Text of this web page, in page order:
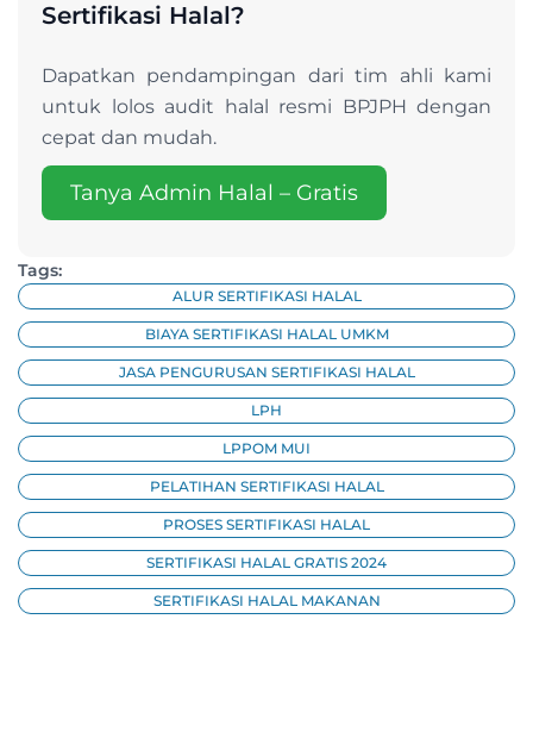
Sertifikasi Halal?
Dapatkan pendampingan dari tim ahli kami
untuk lolos audit halal resmi BPJPH dengan
cepat dan mudah.
Tanya Admin Halal – Gratis
Tags:
ALUR SERTIFIKASI HALAL
BIAYA SERTIFIKASI HALAL UMKM
JASA PENGURUSAN SERTIFIKASI HALAL
LPH
LPPOM MUI
PELATIHAN SERTIFIKASI HALAL
PROSES SERTIFIKASI HALAL
SERTIFIKASI HALAL GRATIS 2024
SERTIFIKASI HALAL MAKANAN